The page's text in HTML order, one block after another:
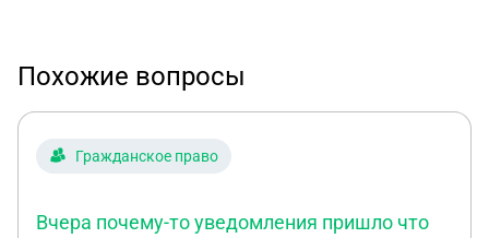
Похожие вопросы
Гражданское право
Вчера почему-то уведомления пришло что